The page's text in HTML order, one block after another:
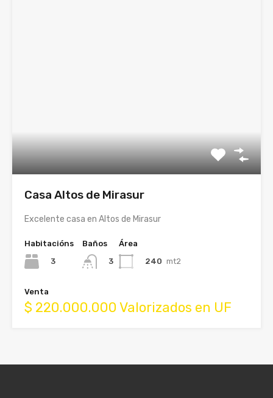
Casa Altos de Mirasur
Excelente casa en Altos de Mirasur
Habitacións
3
Baños
3
Área
240 mt2
Venta
$ 220.000.000 Valorizados en UF